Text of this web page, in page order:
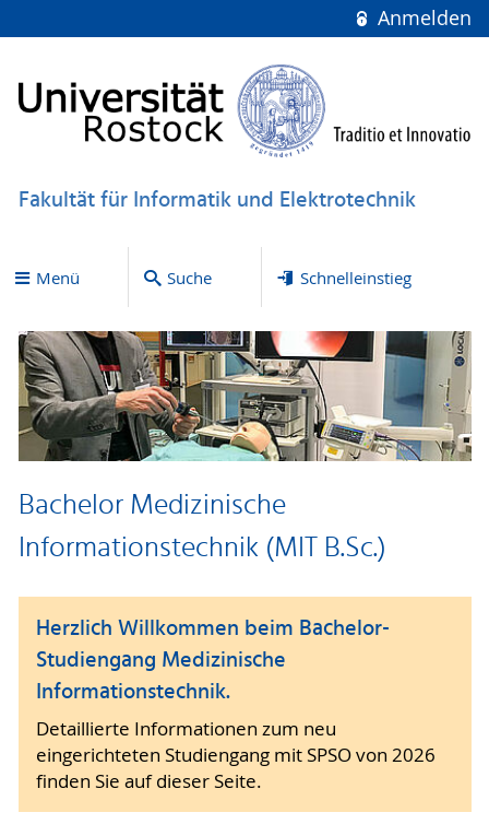
Anmelden
Fakultät für Informatik und Elektrotechnik
Menü Suche Schnelleinstieg
Bachelor Medizinische
Informationstechnik (MIT B.Sc.)
Herzlich Willkommen beim Bachelor-
Studiengang Medizinische
Informationstechnik.
Detaillierte Informationen zum neu
eingerichteten Studiengang mit SPSO von 2026
finden Sie auf dieser Seite.